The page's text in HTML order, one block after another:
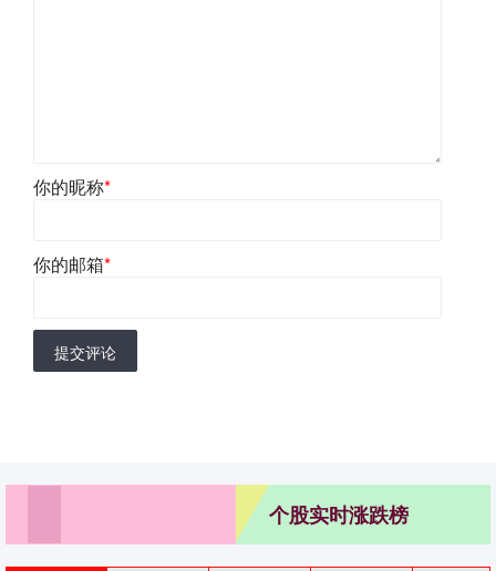
你的昵称*
你的邮箱*
提交评论
个股实时涨跌榜